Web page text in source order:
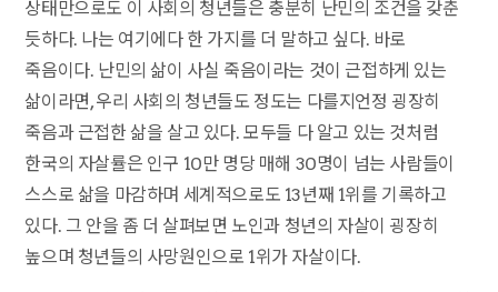
상태만으로도 이 사회의 청년들은 충분히 난민의 조건을 갖춘
듯하다. 나는 여기에다 한 가지를 더 말하고 싶다. 바로
죽음이다. 난민의 삶이 사실 죽음이라는 것이 근접하게 있는
삶이라면, 우리 사회의 청년들도 정도는 다를지언정 굉장히
죽음과 근접한 삶을 살고 있다. 모두들 다 알고 있는 것처럼
한국의 자살률은 인구 10만 명당 매해 30명이 넘는 사람들이
스스로 삶을 마감하며 세계적으로도 13년째 1위를 기록하고
있다. 그 안을 좀 더 살펴보면 노인과 청년의 자살이 굉장히
높으며 청년들의 사망원인으로 1위가 자살이다.